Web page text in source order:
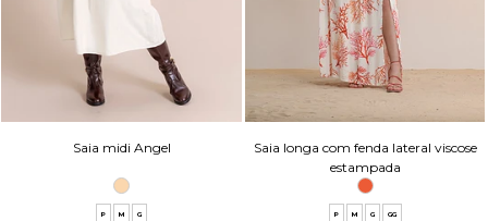
Saia midi Angel
P M G
Saia longa com fenda lateral viscose
estampada
P M G GG